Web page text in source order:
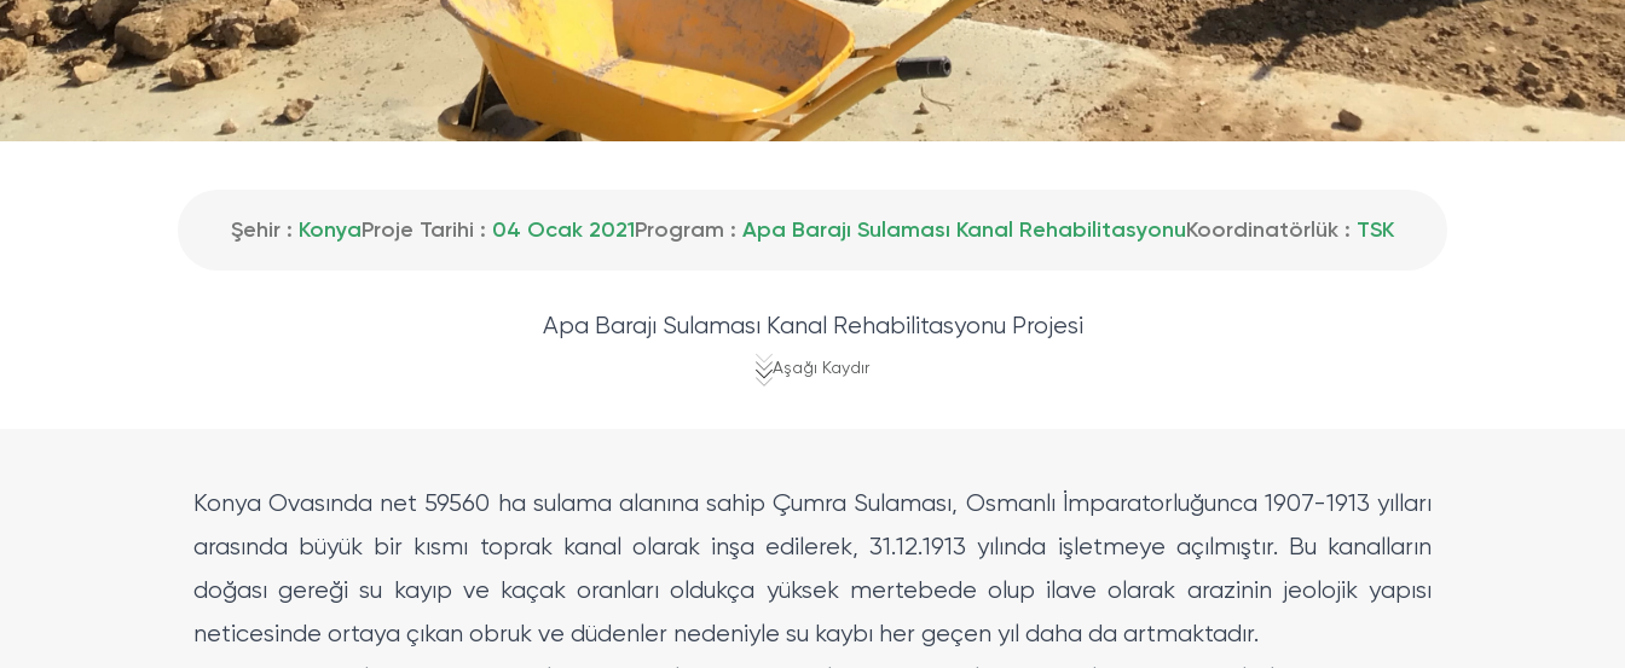
Şehir : KonyaProje Tarihi : 04 Ocak 2021Program : Apa Barajı Sulaması Kanal RehabilitasyonuKoordinatörlük : TSK
Apa Barajı Sulaması Kanal Rehabilitasyonu Projesi
Aşağı Kaydır
Konya Ovasında net 59560 ha sulama alanına sahip Çumra Sulaması, Osmanlı İmparatorluğunca 1907-1913 yılları
arasında büyük bir kısmı toprak kanal olarak inşa edilerek, 31.12.1913 yılında işletmeye açılmıştır. Bu kanalların
doğası gereği su kayıp ve kaçak oranları oldukça yüksek mertebede olup ilave olarak arazinin jeolojik yapısı
neticesinde ortaya çıkan obruk ve düdenler nedeniyle su kaybı her geçen yıl daha da artmaktadır.